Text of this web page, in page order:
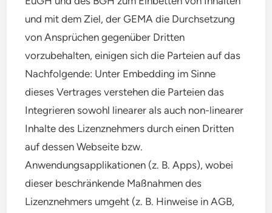
und mit dem Ziel, der GEMA die Durchsetzung
von Ansprüchen gegenüber Dritten
vorzubehalten, einigen sich die Parteien auf das
Nachfolgende: Unter Embedding im Sinne
dieses Vertrages verstehen die Parteien das
Integrieren sowohl linearer als auch non-linearer
Inhalte des Lizenznehmers durch einen Dritten
auf dessen Webseite bzw.
Anwendungsapplikationen (z. B. Apps), wobei
dieser beschränkende Maßnahmen des
Lizenznehmers umgeht (z. B. Hinweise in AGB,